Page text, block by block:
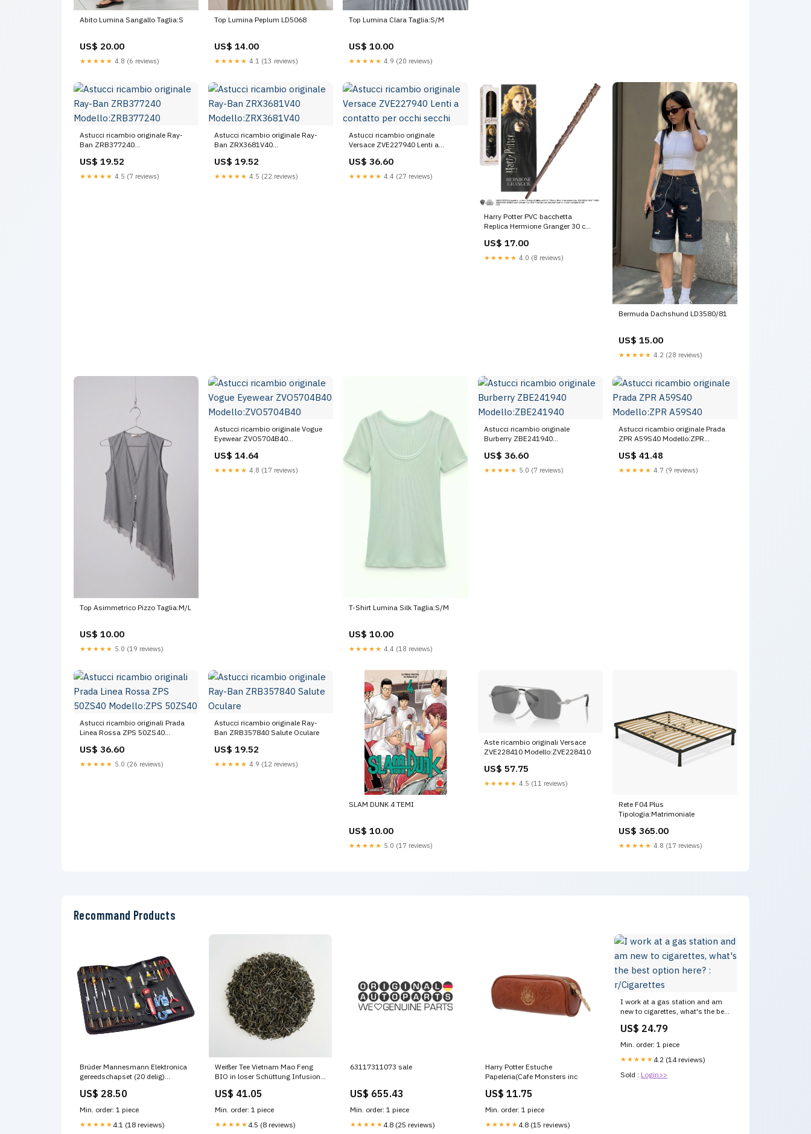
Abito Lumina Sangallo Taglia:S
US$ 20.00
★★★★★ 4.8 (6 reviews)
Top Lumina Peplum LD5068
US$ 14.00
★★★★★ 4.1 (13 reviews)
Top Lumina Clara Taglia:S/M
US$ 10.00
★★★★★ 4.9 (20 reviews)
Astucci ricambio originale Ray-
Ban ZRB377240
US$ 19.52
★★★★★ 4.5 (7 reviews)
Astucci ricambio originale Ray-
Ban ZRX3681V40
US$ 19.52
★★★★★ 4.5 (22 reviews)
Astucci ricambio originale
Versace ZVE227940 Lenti a
US$ 36.60
★★★★★ 4.4 (27 reviews)
Harry Potter PVC bacchetta
Replica Hermione Granger 30 cm
US$ 17.00
★★★★★ 4.0 (8 reviews)
Bermuda Dachshund LD3580/81
US$ 15.00
★★★★★ 4.2 (28 reviews)
Top Asimmetrico Pizzo Taglia:M/L
US$ 10.00
★★★★★ 5.0 (19 reviews)
Astucci ricambio originale Vogue
Eyewear ZVO5704B40
US$ 14.64
★★★★★ 4.8 (17 reviews)
T-Shirt Lumina Silk Taglia:S/M
US$ 10.00
★★★★★ 4.4 (18 reviews)
Astucci ricambio originale
Burberry ZBE241940
US$ 36.60
★★★★★ 5.0 (7 reviews)
Astucci ricambio originale Prada
ZPR A59S40 Modello:ZPR
US$ 41.48
★★★★★ 4.7 (9 reviews)
Astucci ricambio originali Prada
Linea Rossa ZPS 50ZS40
US$ 36.60
★★★★★ 5.0 (26 reviews)
Astucci ricambio originale Ray-
Ban ZRB357840 Salute Oculare
US$ 19.52
★★★★★ 4.9 (12 reviews)
SLAM DUNK 4 TEMI
US$ 10.00
★★★★★ 5.0 (17 reviews)
Aste ricambio originali Versace
ZVE228410 Modello:ZVE228410
US$ 57.75
★★★★★ 4.5 (11 reviews)
Rete F04 Plus
Tipologia:Matrimoniale
US$ 365.00
★★★★★ 4.8 (17 reviews)
Recommand Products
Brüder Mannesmann Elektronica
gereedschapset (20 delig)
US$ 28.50
Min. order: 1 piece
★★★★★ 4.1 (18 reviews)
Weißer Tee Vietnam Mao Feng
BIO in loser Schüttung Infusion
US$ 41.05
Min. order: 1 piece
★★★★★ 4.5 (8 reviews)
63117311073 sale
US$ 655.43
Min. order: 1 piece
★★★★★ 4.8 (25 reviews)
Harry Potter Estuche
Papeleria(Cafe Monsters inc
US$ 11.75
Min. order: 1 piece
★★★★★ 4.8 (15 reviews)
I work at a gas station and am
new to cigarettes, what's the best
US$ 24.79
Min. order: 1 piece
★★★★★ 4.2 (14 reviews)
Sold : Login>>